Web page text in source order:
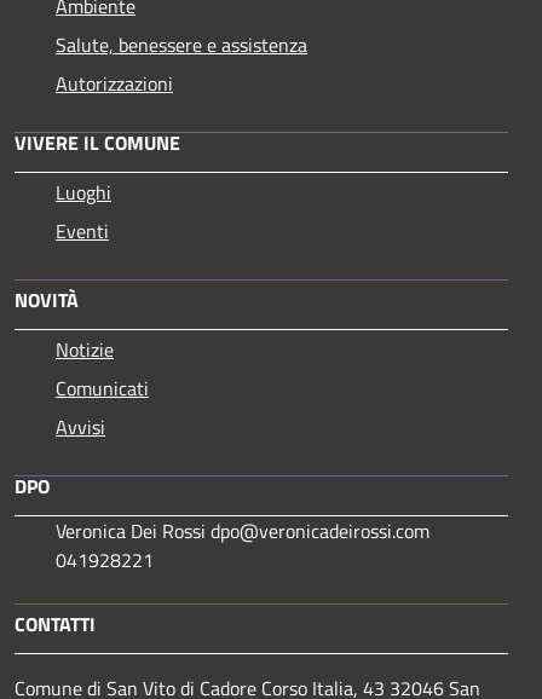
Ambiente
Salute, benessere e assistenza
Autorizzazioni
VIVERE IL COMUNE
Luoghi
Eventi
NOVITÀ
Notizie
Comunicati
Avvisi
DPO
Veronica Dei Rossi dpo@veronicadeirossi.com
041928221
CONTATTI
Comune di San Vito di Cadore Corso Italia, 43 32046 San